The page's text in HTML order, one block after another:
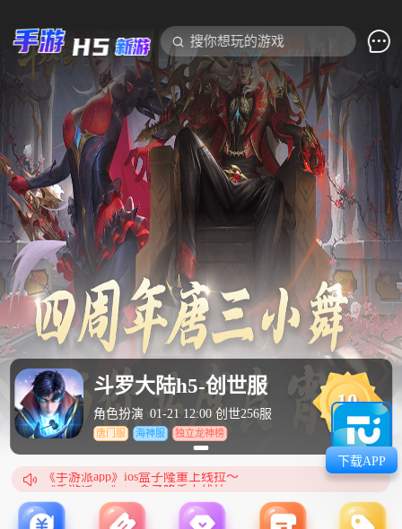
 搜你想玩的游戏
斗罗大陆h5-创世服
角色扮演 01-21 12:00 创世256服
唐门服 海神服 独立龙神榜
10

《手游派app》ios盒子隆重上线拉～
下载APP